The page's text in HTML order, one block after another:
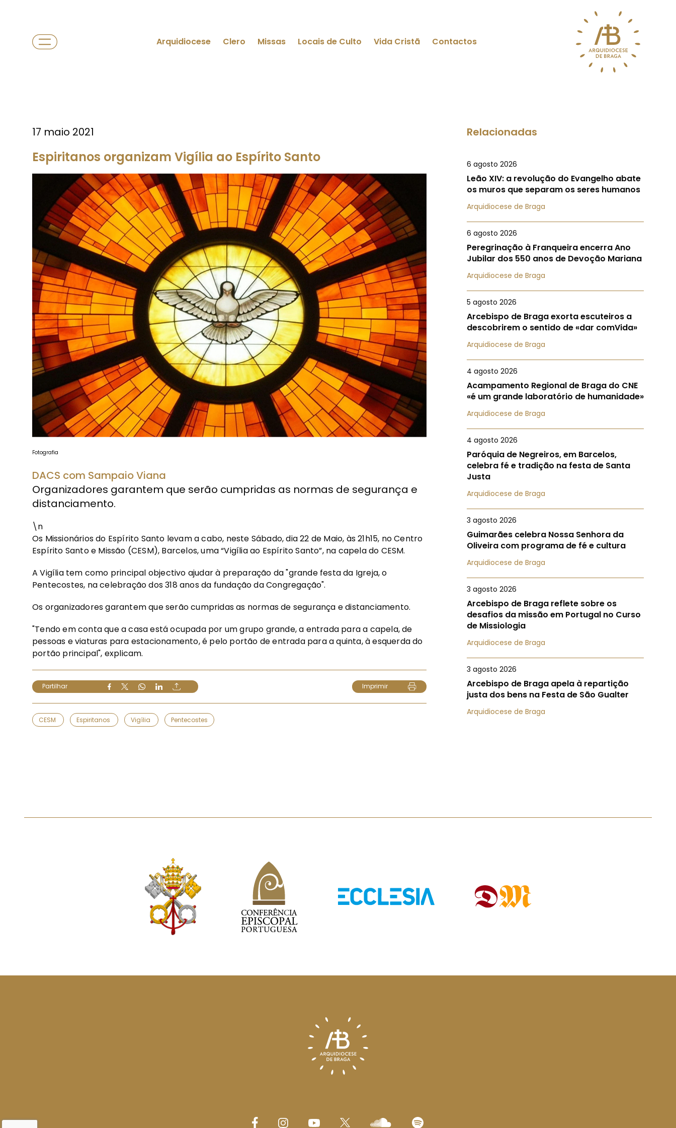
Arquidiocese Clero Missas Locais de Culto Vida Cristã Contactos
17 maio 2021
Espiritanos organizam Vigília ao Espírito Santo
Fotografia
DACS com Sampaio Viana
Organizadores garantem que serão cumpridas as normas de segurança e
distanciamento.
\n
Os Missionários do Espírito Santo levam a cabo, neste Sábado, dia 22 de Maio, às 21h15, no Centro
Espírito Santo e Missão (CESM), Barcelos, uma “Vigília ao Espírito Santo”, na capela do CESM.
A Vigília tem como principal objectivo ajudar à preparação da "grande festa da Igreja, o
Pentecostes, na celebração dos 318 anos da fundação da Congregação".
Os organizadores garantem que serão cumpridas as normas de segurança e distanciamento.
"Tendo em conta que a casa está ocupada por um grupo grande, a entrada para a capela, de
pessoas e viaturas para estacionamento, é pelo portão de entrada para a quinta, à esquerda do
portão principal", explicam.
Partilhar Imprimir
CESM Espiritanos Vigília Pentecostes
Relacionadas
6 agosto 2026
Leão XIV: a revolução do Evangelho abate
os muros que separam os seres humanos
Arquidiocese de Braga
6 agosto 2026
Peregrinação à Franqueira encerra Ano
Jubilar dos 550 anos de Devoção Mariana
Arquidiocese de Braga
5 agosto 2026
Arcebispo de Braga exorta escuteiros a
descobrirem o sentido de «dar comVida»
Arquidiocese de Braga
4 agosto 2026
Acampamento Regional de Braga do CNE
«é um grande laboratório de humanidade»
Arquidiocese de Braga
4 agosto 2026
Paróquia de Negreiros, em Barcelos,
celebra fé e tradição na festa de Santa
Justa
Arquidiocese de Braga
3 agosto 2026
Guimarães celebra Nossa Senhora da
Oliveira com programa de fé e cultura
Arquidiocese de Braga
3 agosto 2026
Arcebispo de Braga reflete sobre os
desafios da missão em Portugal no Curso
de Missiologia
Arquidiocese de Braga
3 agosto 2026
Arcebispo de Braga apela à repartição
justa dos bens na Festa de São Gualter
Arquidiocese de Braga